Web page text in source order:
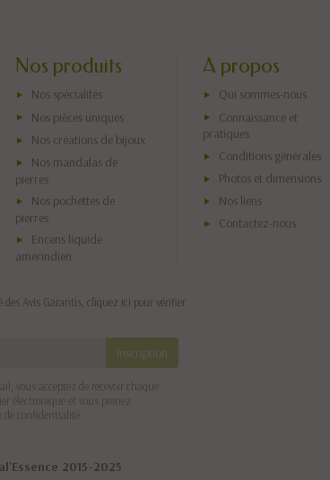
Nos produits
Nos spécialités
Nos pièces uniques
Nos créations de bijoux
Nos mandalas de
pierres
Nos pochettes de
pierres
Encens liquide
amérindien
A propos
Qui sommes-nous
Connaissance et
pratiques
Conditions générales
Photos et dimensions
Nos liens
Contactez-nous
des Avis Garantis, cliquez ici pour vérifier.
vous acceptez de recevoir chaque
électronique et vous prenez
de confidentialité
2015-2025